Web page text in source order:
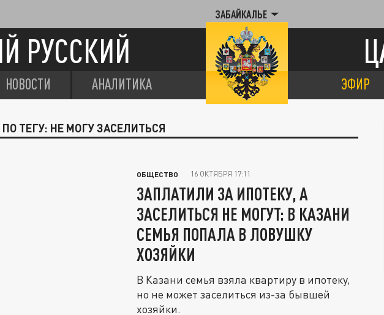
ЗАБАЙКАЛЬЕ
РУССКИЙ
НОВОСТИ АНАЛИТИКА ЭФИР
ТЕГУ: НЕ МОГУ ЗАСЕЛИТЬСЯ
ОБЩЕСТВО 16 ОКТЯБРЯ 17:11
ЗАПЛАТИЛИ ЗА ИПОТЕКУ, А
ЗАСЕЛИТЬСЯ НЕ МОГУТ: В КАЗАНИ
СЕМЬЯ ПОПАЛА В ЛОВУШКУ
ХОЗЯЙКИ
В Казани семья взяла квартиру в ипотеку,
но не может заселиться из-за бывшей
хозяйки.